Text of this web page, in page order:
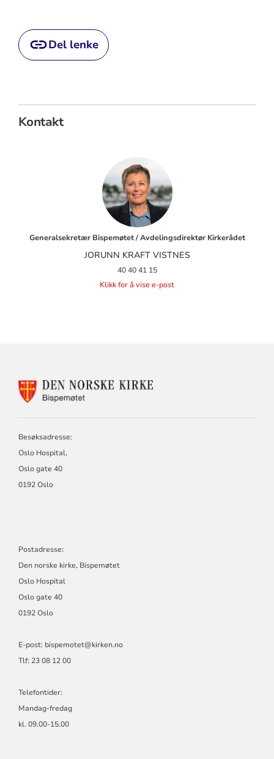
Del lenke
Kontakt
Generalsekretær Bispemøtet / Avdelingsdirektør Kirkerådet
JORUNN KRAFT VISTNES
40 40 41 15
Klikk for å vise e-post
KONTAKTINFORMASJON
Besøksadresse:
Oslo Hospital,
Oslo gate 40
0192 Oslo
Postadresse:
Den norske kirke, Bispemøtet
Oslo Hospital
Oslo gate 40
0192 Oslo
E-post: bispemotet@kirken.no
Tlf: 23 08 12 00
Telefontider:
Mandag-fredag
kl. 09.00-15.00